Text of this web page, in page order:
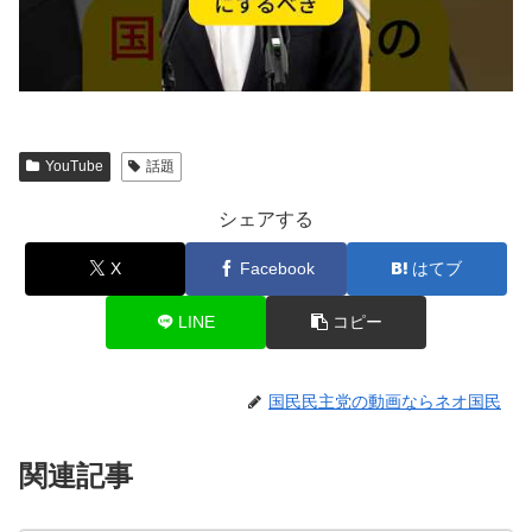
YouTube 話題
シェアする
X Facebook はてブ
LINE コピー
国民民主党の動画ならネオ国民
関連記事